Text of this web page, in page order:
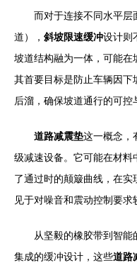
而对于连接不同水平层
道）， 斜坡限速缓冲设计则
坡道结构融为一体，可能在
其首要目标是防止车辆因下
后溜，确保坡道通行的可控
道路减震垫这一概念，
级减速设备。它可能在材
了通过时的颠簸曲线，在
见于对噪音和震动控制要求
从坚毅的橡胶带到智
集成的缓冲设计，这些道路